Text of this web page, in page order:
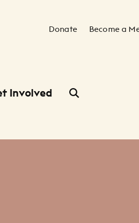
Secondary Navigation
Donate Become a
Involved